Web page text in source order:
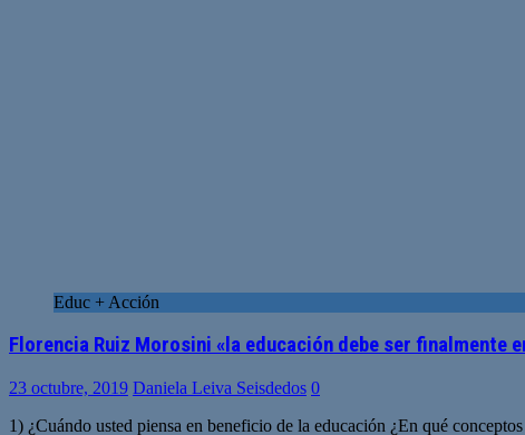
Educ + Acción
Florencia Ruiz Morosini «la educación debe ser
23 octubre, 2019 Daniela Leiva Seisdedos 0
1) ¿Cuándo usted piensa en beneficio de la educación ¿En qué